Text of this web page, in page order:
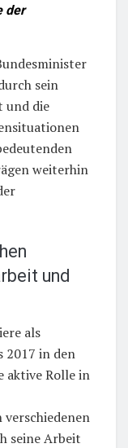
der
sein
und die
weiterhin
und
als
2017 in den
aktive Rolle in
seine Arbeit